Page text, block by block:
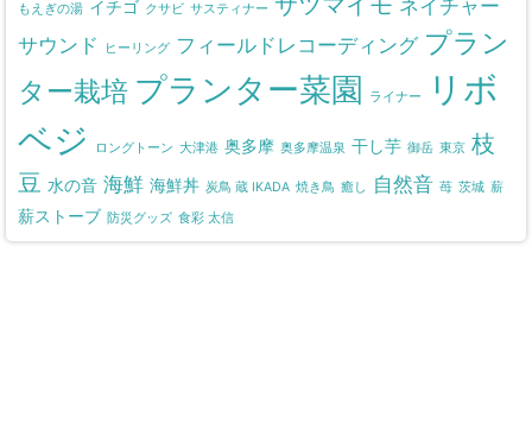
もえぎの湯 イチゴ クサビ サスティナー
ネイチャー
サウンド
ヒーリング フィールドレコーディング プラン
ター栽培 プランター菜園 ライナー
リボ
ベジ
ロングトーン 大津港 奥多摩 奥多摩温泉 干し芋 御岳 東京 枝
豆 水の音 海鮮 海鮮丼 炭鳥 蔵 IKADA 焼き鳥 癒し 自然音 苺 茨城 薪
薪ストーブ 防災グッズ 食彩 太信